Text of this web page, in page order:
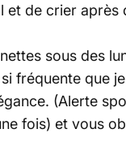
et de crier après
sous des
fréquente que
(Alerte
fois) et vous